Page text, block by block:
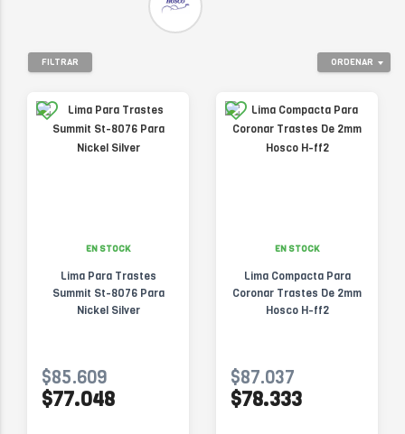
ORDENAR
FILTRAR
EN STOCK
Lima Para Trastes
Summit St-8076 Para
Nickel Silver
$85.609
$77.048
EN STOCK
Lima Compacta Para
Coronar Trastes De 2mm
Hosco H-ff2
$87.037
$78.333